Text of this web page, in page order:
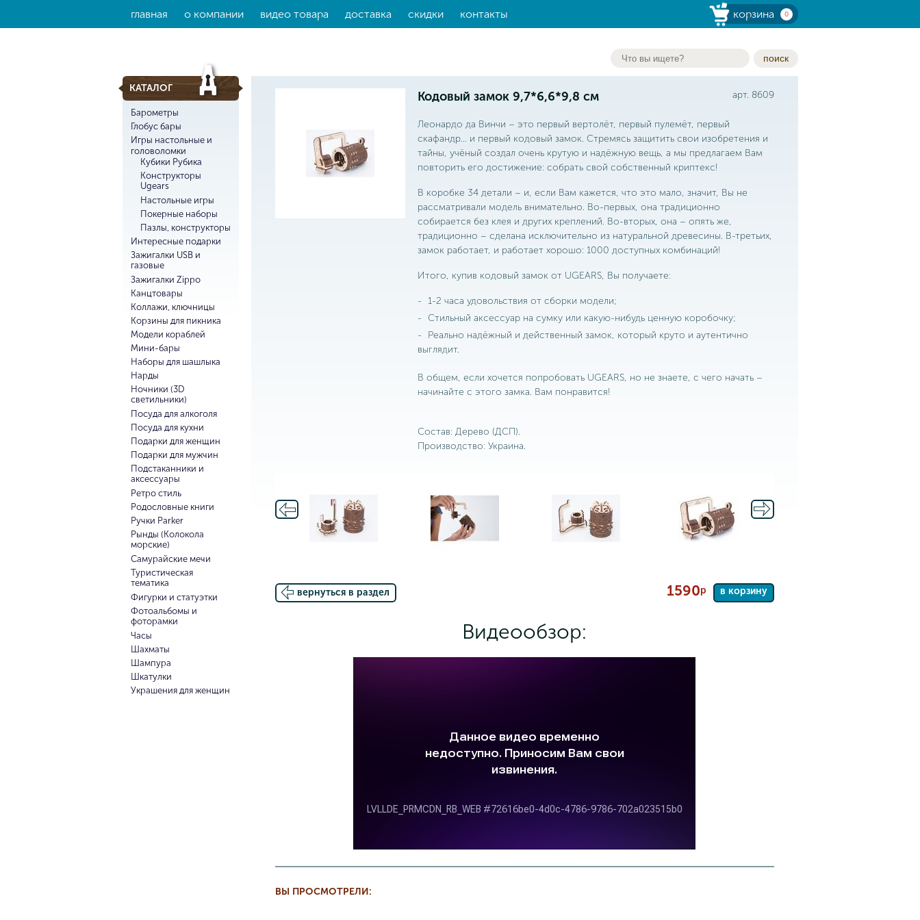
главная о компании видео товара доставка скидки контакты корзина 0
поиск
КАТАЛОГ
Барометры
Глобус бары
Игры настольные и
головоломки
Кубики Рубика
Конструкторы
Ugears
Настольные игры
Покерные наборы
Пазлы, конструкторы
Интересные подарки
Зажигалки USB и
газовые
Зажигалки Zippo
Канцтовары
Коллажи, ключницы
Корзины для пикника
Модели кораблей
Мини-бары
Наборы для шашлыка
Нарды
Ночники (3D
светильники)
Посуда для алкоголя
Посуда для кухни
Подарки для женщин
Подарки для мужчин
Подстаканники и
аксессуары
Ретро стиль
Родословные книги
Ручки Parker
Рынды (Колокола
морские)
Самурайские мечи
Туристическая
тематика
Фигурки и статуэтки
Фотоальбомы и
фоторамки
Часы
Шахматы
Шампура
Шкатулки
Украшения для женщин
Кодовый замок 9,7*6,6*9,8 см арт. 8609
Леонардо да Винчи – это первый вертолёт, первый пулемёт, первый
скафандр… и первый кодовый замок. Стремясь защитить свои изобретения и
тайны, учёный создал очень крутую и надёжную вещь, а мы предлагаем Вам
повторить его достижение: собрать свой собственный криптекс!
В коробке 34 детали – и, если Вам кажется, что это мало, значит, Вы не
рассматривали модель внимательно. Во-первых, она традиционно
собирается без клея и других креплений. Во-вторых, она – опять же,
традиционно – сделана исключительно из натуральной древесины. В-третьих,
замок работает, и работает хорошо: 1000 доступных комбинаций!
Итого, купив кодовый замок от UGEARS, Вы получаете:
1-2 часа удовольствия от сборки модели;
Стильный аксессуар на сумку или какую-нибудь ценную коробочку;
Реально надёжный и действенный замок, который круто и аутентично
выглядит.
В общем, если хочется попробовать UGEARS, но не знаете, с чего начать –
начинайте с этого замка. Вам понравится!
Cостав: Дерево (ДСП).
Производство: Украина.
вернуться в раздел 1590р в корзину
Видеообзор:
ВЫ ПРОСМОТРЕЛИ: